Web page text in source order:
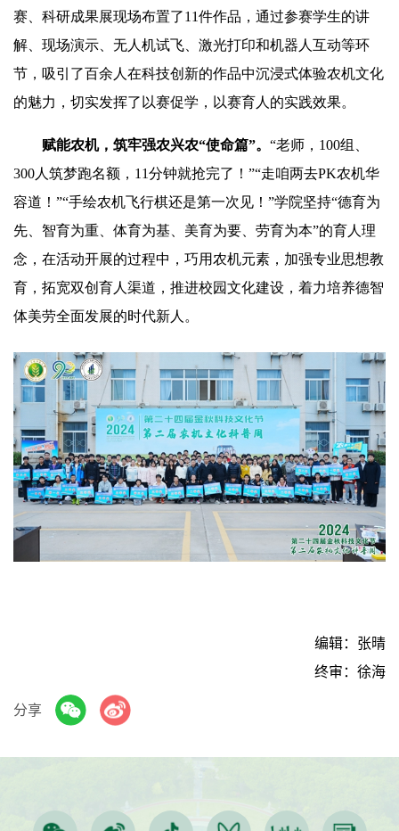
赛、科研成果展现场布置了11件作品，通过参赛学生的讲
解、现场演示、无人机试飞、激光打印和机器人互动等环
节，吸引了百余人在科技创新的作品中沉浸式体验农机文化
的魅力，切实发挥了以赛促学，以赛育人的实践效果。
赋能农机，筑牢强农兴农“使命篇”。 “老师，100组、
300人筑梦跑名额，11分钟就抢完了！”“走咱两去PK农机华
容道！”“手绘农机飞行棋还是第一次见！”学院坚持“德育为
先、智育为重、体育为基、美育为要、劳育为本”的育人理
念，在活动开展的过程中，巧用农机元素，加强专业思想教
育，拓宽双创育人渠道，推进校园文化建设，着力培养德智
体美劳全面发展的时代新人。
编辑：张晴
终审：徐海
分享